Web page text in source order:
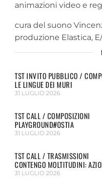
animazioni video e
cura del suono
produzione Elastica,
TST INVITO PUBBLICO /
LE LINGUE DEI MURI
31 LUGLIO 2026
TST CALL / COMPOSIZIONI
PLAYGROUND#OSTIA
31 LUGLIO 2026
TST CALL / TRASMISSIONI
CONTENGO MOLTITUDINI:
31 LUGLIO 2026